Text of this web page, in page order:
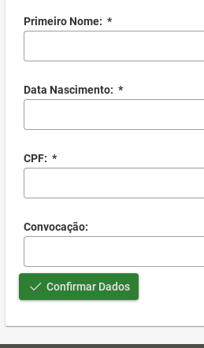
Primeiro Nome: *
Data Nascimento: *
CPF: *
Convocação:
Confirmar Dados